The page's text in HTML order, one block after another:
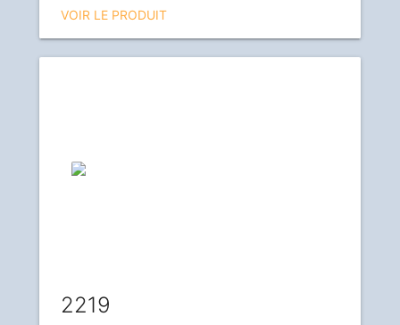
VOIR LE PRODUIT
2219